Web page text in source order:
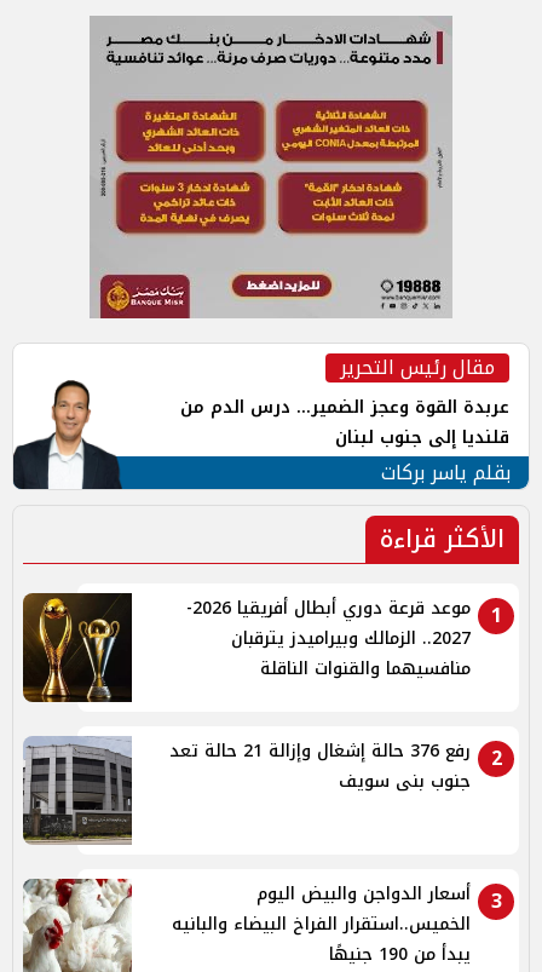
مقال رئيس التحرير
عربدة القوة وعجز الضمير... درس الدم من
قلنديا إلى جنوب لبنان
بقلم ياسر بركات
الأكثر قراءة
1
موعد قرعة دوري أبطال أفريقيا 2026-
2027.. الزمالك وبيراميدز يترقبان
منافسيهما والقنوات الناقلة
2
رفع 376 حالة إشغال وإزالة 21 حالة تعد
جنوب بنى سويف
3
أسعار الدواجن والبيض اليوم
الخميس..استقرار الفراخ البيضاء والبانيه
يبدأ من 190 جنيهًا